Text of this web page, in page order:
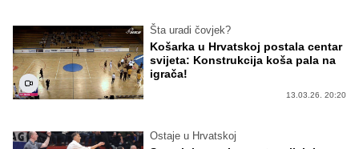
Šta uradi čovjek?
Košarka u Hrvatskoj postala centar
svijeta: Konstrukcija koša pala na
igrača!
13.03.26. 20:20
Ostaje u Hrvatskoj